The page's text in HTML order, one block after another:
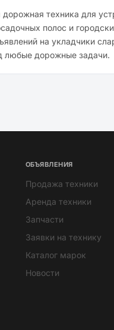
техника для
полос и
на укладчики
любые дорожные задачи.
ОБЪЯВЛЕНИЯ
Продажа техники
Аренда техники
Запчасти
Заявки на технику
Каталог марок
Новости